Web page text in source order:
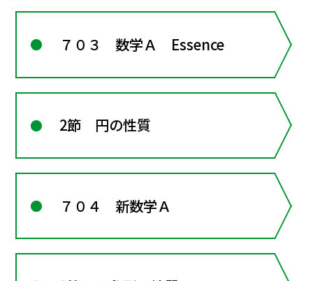
７０３ 数学Ａ Essence
2節 円の性質
７０４ 新数学Ａ